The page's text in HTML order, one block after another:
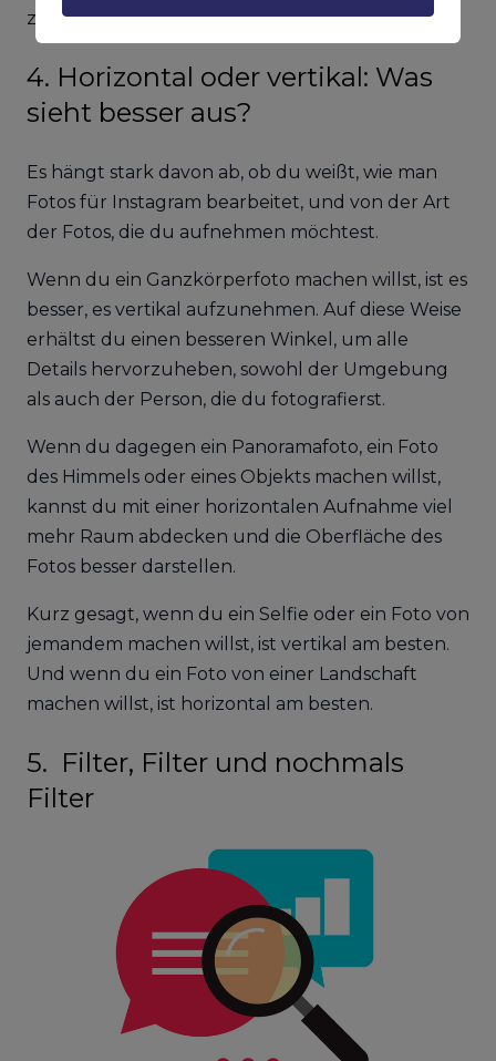
zeigen.
4. Horizontal oder vertikal: Was
sieht besser aus?
Es hängt stark davon ab, ob du weißt, wie man
Fotos für Instagram bearbeitet, und von der Art
der Fotos, die du aufnehmen möchtest.
Wenn du ein Ganzkörperfoto machen willst, ist es
besser, es vertikal aufzunehmen. Auf diese Weise
erhältst du einen besseren Winkel, um alle
Details hervorzuheben, sowohl der Umgebung
als auch der Person, die du fotografierst.
Wenn du dagegen ein Panoramafoto, ein Foto
des Himmels oder eines Objekts machen willst,
kannst du mit einer horizontalen Aufnahme viel
mehr Raum abdecken und die Oberfläche des
Fotos besser darstellen.
Kurz gesagt, wenn du ein Selfie oder ein Foto von
jemandem machen willst, ist vertikal am besten.
Und wenn du ein Foto von einer Landschaft
machen willst, ist horizontal am besten.
5. Filter, Filter und nochmals
Filter